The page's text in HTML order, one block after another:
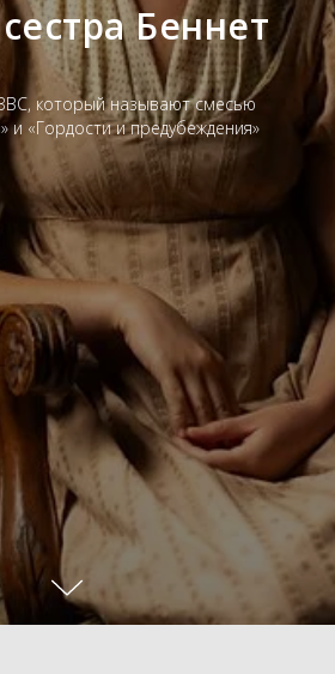
Беннет
который называют смесью
и «Гордости и предубеждения»